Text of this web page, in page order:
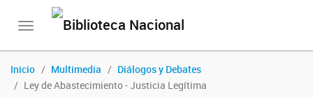
Toggle
Inicio Multimedia
Diálogos y Debates
Ley de Abastecimiento - Justicia Legítima